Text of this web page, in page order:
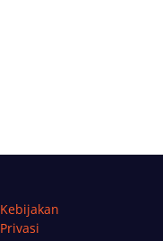
Kebijakan
Privasi